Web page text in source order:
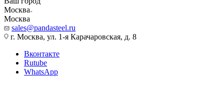
Москва
Москва
sales@pandasteel.ru
г. Москва, ул. 1-я Карачаровская, д. 8
Вконтакте
Rutube
WhatsApp